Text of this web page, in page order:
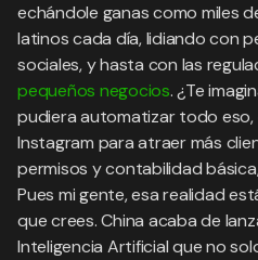
echándole ganas como miles
latinos cada día, lidiando con
sociales, y hasta con las
pequeños negocios. ¿Te
pudiera automatizar todo eso,
Instagram para atraer más
permisos y contabilidad
Pues mi gente, esa realidad
que crees. China acaba de
Inteligencia Artificial que no